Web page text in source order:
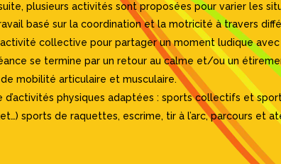
plusieurs activités sont proposées pour varier les
basé sur la coordination et la motricité à travers
collective pour partager un moment ludique
se termine par un retour au calme et/ou un
mobilité articulaire et musculaire.
d’activités physiques adaptées : sports collectifs et
sports de raquettes, escrime, tir à l’arc, parcours et